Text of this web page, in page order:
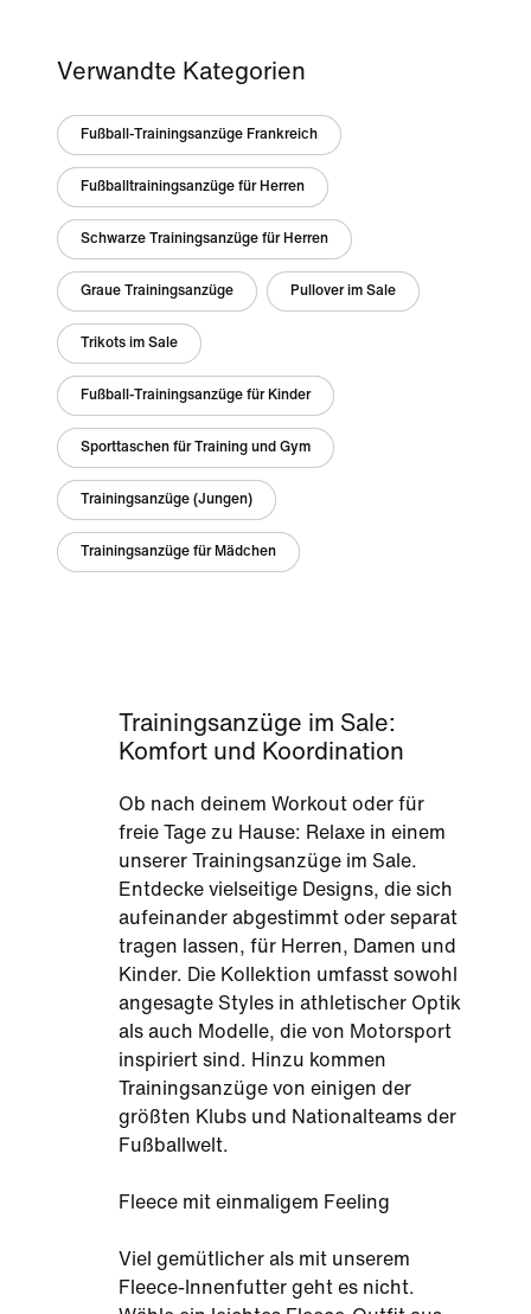
Verwandte Kategorien
Fußball-Trainingsanzüge Frankreich
Fußballtrainingsanzüge für Herren
Schwarze Trainingsanzüge für Herren
Graue Trainingsanzüge Pullover im Sale
Trikots im Sale
Fußball-Trainingsanzüge für Kinder
Sporttaschen für Training und Gym
Trainingsanzüge (Jungen)
Trainingsanzüge für Mädchen
Trainingsanzüge im Sale:
Komfort und Koordination
Ob nach deinem Workout oder für
freie Tage zu Hause: Relaxe in einem
unserer Trainingsanzüge im Sale.
Entdecke vielseitige Designs, die sich
aufeinander abgestimmt oder separat
tragen lassen, für Herren, Damen und
Kinder. Die Kollektion umfasst sowohl
angesagte Styles in athletischer Optik
als auch Modelle, die von Motorsport
inspiriert sind. Hinzu kommen
Trainingsanzüge von einigen der
größten Klubs und Nationalteams der
Fußballwelt.
Fleece mit einmaligem Feeling
Viel gemütlicher als mit unserem
Fleece-Innenfutter geht es nicht.